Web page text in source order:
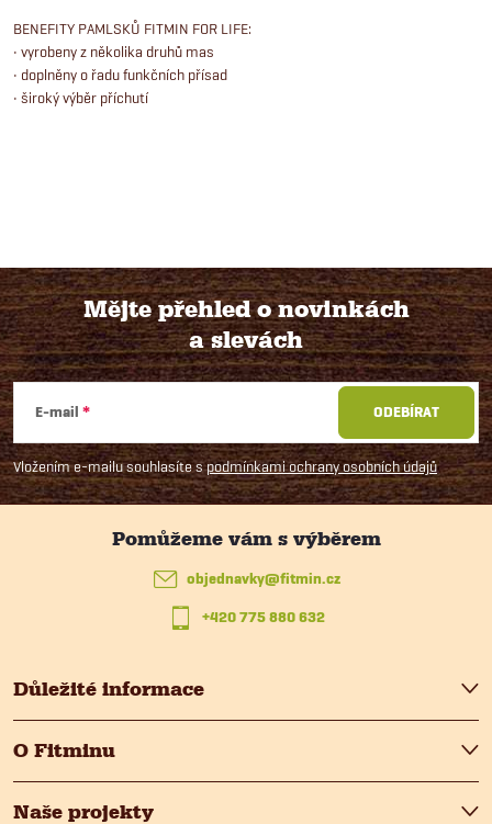
i
s
u
BENEFITY PAMLSKŮ FITMIN FOR LIFE:
• vyrobeny z několika druhů mas
• doplněny o řadu funkčních přísad
• široký výběr příchutí
Z
á
p
Mějte přehled o novinkách
a slevách
E-mail
Vložením e-mailu souhlasíte spodmínkami ochrany osobních údajů
ODEBÍRAT
Důležité informace
O Fitminu
Naše projekty
objednavky@fitmin.cz
+420 775 880 632